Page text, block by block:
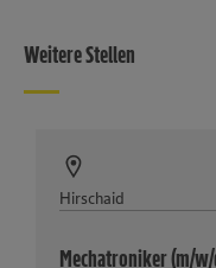
Weitere Stellen
Hirschaid
Mechatroniker (m/